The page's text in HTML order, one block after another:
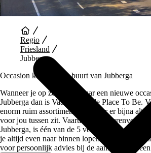
Regio
Friesland
Jubberga
Occasion kopen in de buurt van Jubberga
Wanneer je op zoek bent naar een nieuwe
Jubberga dan is Vaartland.nl de Place To Be.
enorm ruim assortiment waardoor er bijna
voor jou tussen zit. Vaartland.nl Heerenveen,
Jubberga, is één van de 5 vestigingen van
je altijd even naar binnen lopen om te kijken
voor persoonlijk advies bij de aankoop van